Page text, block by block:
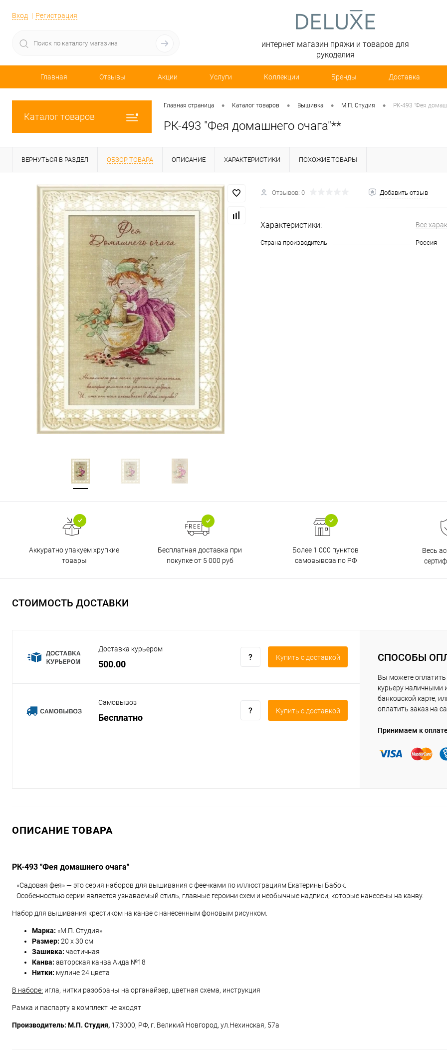
Вход Регистрация
интернет магазин пряжи и товаров для
рукоделия
Главная Отзывы Акции Услуги Коллекции Бренды Доставка
Каталог товаров
Главная страница • Каталог товаров • Вышивка • М.П. Студия • РК-493 "Фея
РК-493 "Фея домашнего очага"**
ВЕРНУТЬСЯ В РАЗДЕЛ ОБЗОР ТОВАРА ОПИСАНИЕ ХАРАКТЕРИСТИКИ ПОХОЖИЕ ТОВАРЫ
Отзывов: 0 Добавить отзыв
Характеристики: Все
Страна производитель Россия
Аккуратно упакуем хрупкие
товары
Бесплатная доставка при
покупке от 5 000 руб
Более 1 000 пунктов
самовывоза по РФ
Весь
СТОИМОСТЬ ДОСТАВКИ
Доставка курьером
500.00
Купить c доставкой
Самовывоз
Бесплатно
Купить c доставкой
СПОСОБЫ
Вы можете оплатить
курьеру наличными
банковской карте,
оплатить заказ на
Принимаем к оплате
ОПИСАНИЕ ТОВАРА
РК-493 "Фея домашнего очага"
«Садовая фея» — это серия наборов для вышивания с феечками по иллюстрациям Екатерины Бабок.
Особенностью серии является узнаваемый стиль, главные героини схем и необычные надписи, которые нанесены на канву.
Набор для вышивания крестиком на канве с нанесенным фоновым рисунком.
Марка: «М.П. Студия»
Размер: 20 х 30 см
Зашивка: частичная
Канва: авторская канва Аида №18
Нитки: мулине 24 цвета
В наборе: игла, нитки разобраны на органайзер, цветная схема, инструкция
Рамка и паспарту в комплект не входят
Производитель: М.П. Студия, 173000, РФ, г. Великий Новгород, ул.Нехинская, 57а